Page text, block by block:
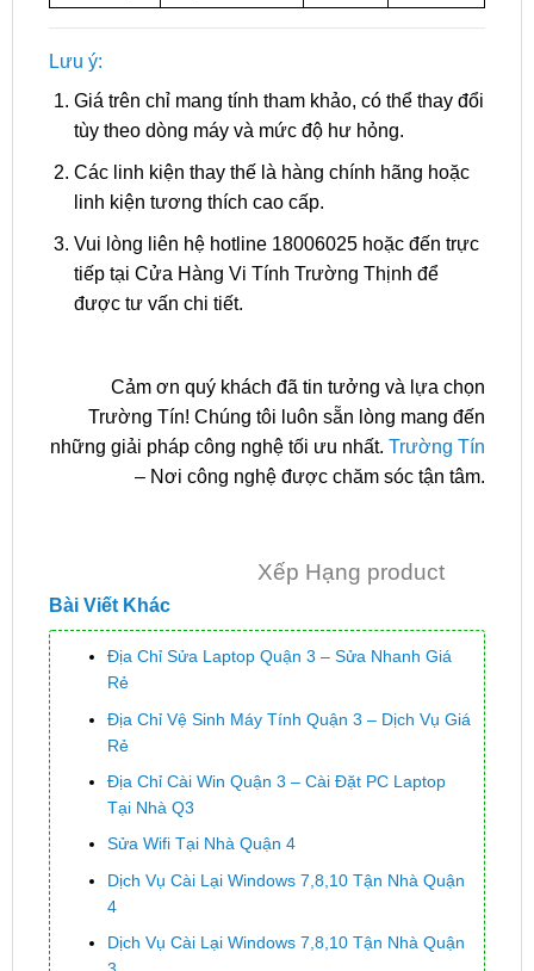
Lưu ý:
Giá trên chỉ mang tính tham khảo, có thể thay đổi
tùy theo dòng máy và mức độ hư hỏng.
Các linh kiện thay thế là hàng chính hãng hoặc
linh kiện tương thích cao cấp.
Vui lòng liên hệ hotline 18006025 hoặc đến trực
tiếp tại Cửa Hàng Vi Tính Trường Thịnh để
được tư vấn chi tiết.
Cảm ơn quý khách đã tin tưởng và lựa chọn
Trường Tín! Chúng tôi luôn sẵn lòng mang đến
những giải pháp công nghệ tối ưu nhất.Trường Tín
– Nơi công nghệ được chăm sóc tận tâm.
Xếp Hạng product
Bài Viết Khác
Địa Chỉ Sửa Laptop Quận 3 – Sửa Nhanh Giá
Rẻ
Địa Chỉ Vệ Sinh Máy Tính Quận 3 – Dịch Vụ Giá
Rẻ
Địa Chỉ Cài Win Quận 3 – Cài Đặt PC Laptop
Tại Nhà Q3
Sửa Wifi Tại Nhà Quận 4
Dịch Vụ Cài Lại Windows 7,8,10 Tận Nhà Quận
4
Dịch Vụ Cài Lại Windows 7,8,10 Tận Nhà Quận